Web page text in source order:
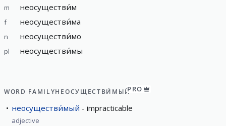
m неосуществи́м
f неосуществи́ма
n неосуществи́мо
pl неосуществи́мы
WORD FAMILYНЕОСУЩЕСТВИ́МЫЙPRO
неосуществи́мый impracticable
adjective